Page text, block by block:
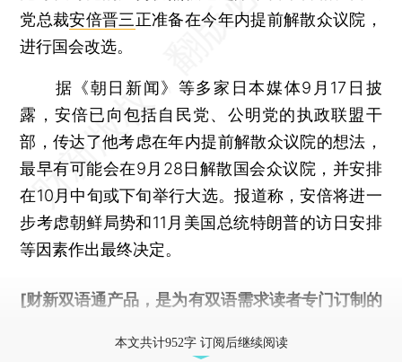
党总裁安倍晋三正准备在今年内提前解散众议院，
进行国会改选。
据《朝日新闻》等多家日本媒体9月17日披
露，安倍已向包括自民党、公明党的执政联盟干
部，传达了他考虑在年内提前解散众议院的想法，
最早有可能会在9月28日解散国会众议院，并安排
在10月中旬或下旬举行大选。报道称，安倍将进一
步考虑朝鲜局势和11月美国总统特朗普的访日安排
等因素作出最终决定。
[财新双语通产品，是为有双语需求读者专门订制的
本文共计952字 订阅后继续阅读